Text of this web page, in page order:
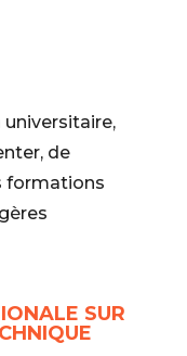
universitaire,
de
formations
SUR